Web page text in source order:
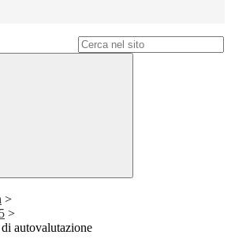
>
>
autovalutazione